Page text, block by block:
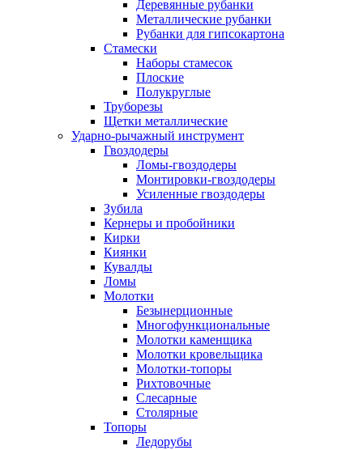
Деревянные рубанки
Металлические рубанки
Рубанки для гипсокартона
Стамески
Наборы стамесок
Плоские
Полукруглые
Труборезы
Щетки металлические
Ударно-рычажный инструмент
Гвоздодеры
Ломы-гвоздодеры
Монтировки-гвоздодеры
Усиленные гвоздодеры
Зубила
Кернеры и пробойники
Кирки
Киянки
Кувалды
Ломы
Молотки
Безынерционные
Многофункциональные
Молотки каменщика
Молотки кровельщика
Молотки-топоры
Рихтовочные
Слесарные
Столярные
Топоры
Ледорубы